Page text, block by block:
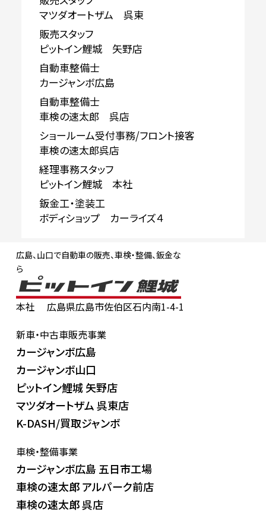
マツダオートザム 呉東
販売スタッフ
ピットイン鯉城 矢野店
自動車整備士
カージャンボ広島
自動車整備士
車検の速太郎 呉店
ショールーム受付事務/フロント接客
車検の速太郎呉店
経理事務スタッフ
ピットイン鯉城 本社
鈑金工・塗装工
ボディショップ カーライズ４
広島、山口で自動車の販売、車検・整備、鈑金な
ら
本社
広島県広島市佐伯区石内南1-4-1
新車・中古車販売事業
カージャンボ広島
カージャンボ山口
ピットイン鯉城 矢野店
マツダオートザム 呉東店
K-DASH/買取ジャンボ
車検・整備事業
カージャンボ広島 五日市工場
車検の速太郎 アルパーク前店
車検の速太郎 呉店